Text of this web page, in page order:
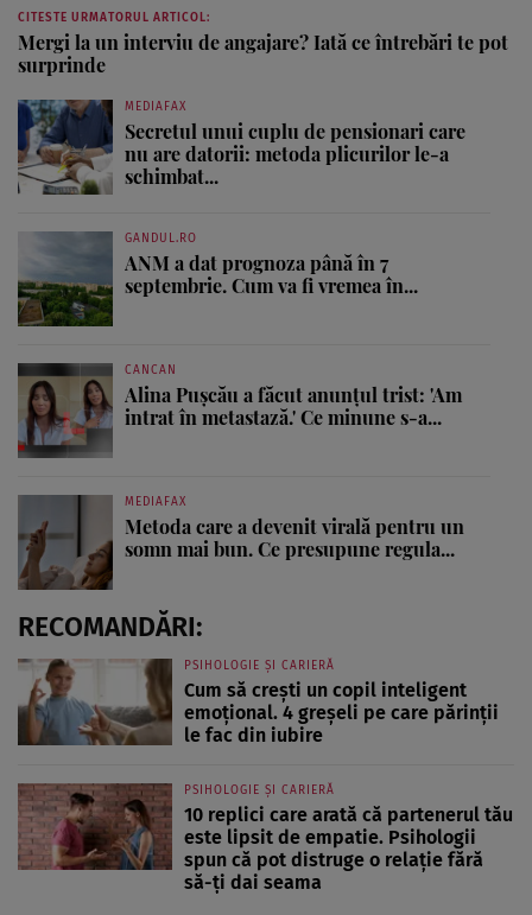
CITESTE URMATORUL ARTICOL:
Mergi la un interviu de angajare? Iată ce întrebări te pot
surprinde
MEDIAFAX
Secretul unui cuplu de pensionari care
nu are datorii: metoda plicurilor le-a
schimbat...
GANDUL.RO
ANM a dat prognoza până în 7
septembrie. Cum va fi vremea în...
CANCAN
Alina Pușcău a făcut anunțul trist: 'Am
intrat în metastază.' Ce minune s-a...
MEDIAFAX
Metoda care a devenit virală pentru un
somn mai bun. Ce presupune regula...
RECOMANDĂRI:
PSIHOLOGIE ȘI CARIERĂ
Cum să crești un copil inteligent
emoțional. 4 greșeli pe care părinții
le fac din iubire
PSIHOLOGIE ȘI CARIERĂ
10 replici care arată că partenerul tău
este lipsit de empatie. Psihologii
spun că pot distruge o relație fără
să-ți dai seama